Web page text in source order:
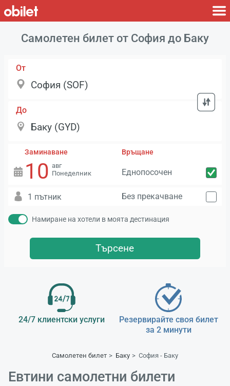
Самолетен билет от София до Баку
От
До
Заминаване
10 авг
Понеделник
Връщане
Еднопосочен
1 пътник Без прекачване
Намиране на хотели в моята дестинация
Търсене
24/7 клиентски услуги
Резервирайте своя билет
за 2 минути
Самолетен билет Баку София - Баку
Евтини самолетни билети